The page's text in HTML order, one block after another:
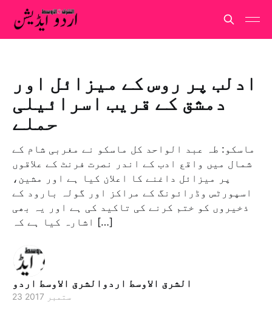
ادلب پر روس کے میزائل اور
دمشق کے قریب اسرائیلی
حملے
ماسکو: طہ عبد الواحد کل ماسکو نے مغربی شام کے
شمال میں واقع ادب کے اندر نصرت فرنٹ کے علاقوں
پر میزائل داغنے کا اعلان کیا ہے اور مشین،
اسپورٹس وڈرائونگ کے مراکز اور گولہ بارود کے
ذخیروں کو ختم کرنے کی تاکید کی ہے اور یہ بھی
اشارہ کیا ہے کہ […]
الشرق الاوسط اردوالشرق الاوسط اردو
23 ستمبر 2017